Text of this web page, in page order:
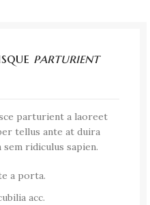
parturient
parturient a laoreet
tellus ante at duira
sem ridiculus sapien.
a porta.
acc.